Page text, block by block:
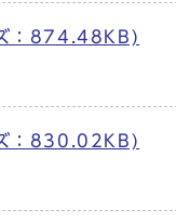
：874.48KB)
：830.02KB)